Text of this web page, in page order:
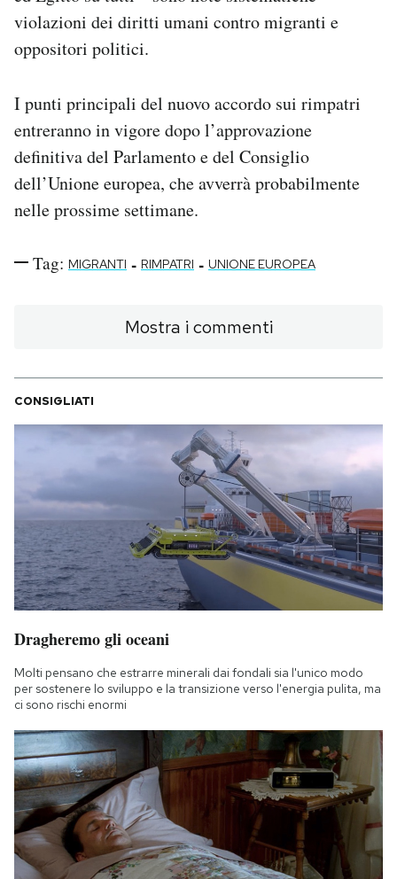
violazioni dei diritti umani contro migranti e
oppositori politici.
I punti principali del nuovo accordo sui rimpatri
entreranno in vigore dopo l’approvazione
definitiva del Parlamento e del Consiglio
dell’Unione europea, che avverrà probabilmente
nelle prossime settimane.
Tag: MIGRANTI - RIMPATRI - UNIONE EUROPEA
Mostra i commenti
CONSIGLIATI
Dragheremo gli oceani
Molti pensano che estrarre minerali dai fondali sia l'unico modo
per sostenere lo sviluppo e la transizione verso l'energia pulita, ma
ci sono rischi enormi